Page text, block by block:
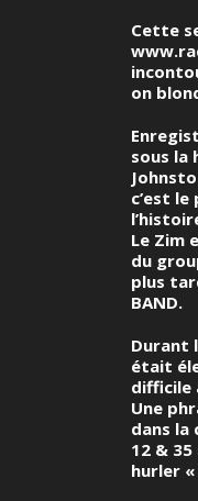
Cette
on
sous la
c’est
Le Zim
du
plus
BAND.
Durant
était
difficile
Une
dans la
12 &
hurler